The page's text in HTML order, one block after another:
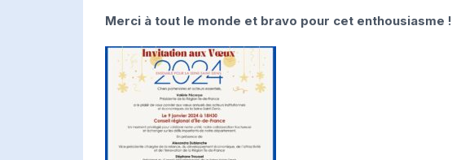
Merci à tout le monde et bravo pour cet enthousiasme !